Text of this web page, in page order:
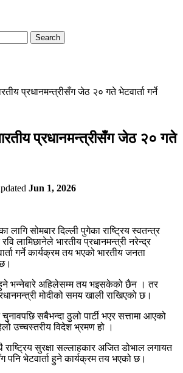
प्रधानमन्त्रीसँग जेठ २० गते भेटवार्ता गर्ने
प्रधानमन्त्रीसँग जेठ २० गते
Jun 1, 2026
लागि सोमबार दिल्ली पुगेका राष्ट्रिय स्वतन्त्र
रवि लामिछानेले भारतीय प्रधानमन्त्री नरेन्द्र
गर्ने कार्यक्रम तय भएको भारतीय जनता
भन्नेबारे अहिलेसम्म तय भइसकेको छैन । तर
मोदीको समय खाली राखिएको छ।
सबैभन्दा ठुलो पार्टी भएर सत्तामा आएको
उच्चस्तरीय विदेश भ्रमण हो ।
राष्ट्रिय सुरक्षा सल्लाहकार अजित डोभाल लगायत
भेटवार्ता हुने कार्यक्रम तय भएको छ।